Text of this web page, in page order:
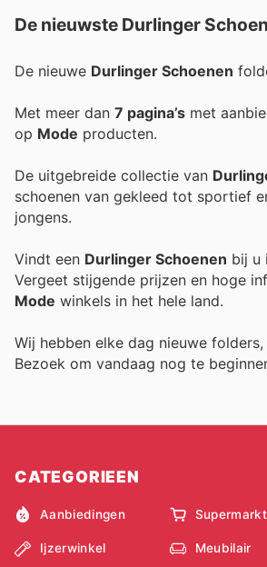
De nieuwste Durlinger
De nieuwe Durlinger Schoenen
Met meer dan 7 pagina’s met
op Mode producten.
De uitgebreide collectie van
schoenen van gekleed tot sportief
jongens.
Vindt een Durlinger Schoenen bij u
Vergeet stijgende prijzen en hoge
Mode winkels in het hele land.
Wij hebben elke dag nieuwe
Bezoek om vandaag nog te
CATEGORIEEN
Aanbiedingen
Ijzerwinkel Meubilair